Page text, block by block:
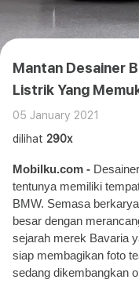
Mantan Desainer
Listrik Yang
05 January 2021
dilihat 290x
Mobilku.com -
tentunya memiliki
BMW. Semasa
besar dengan
sejarah merek Bavaria
siap membagikan foto
sedang dikembangkan